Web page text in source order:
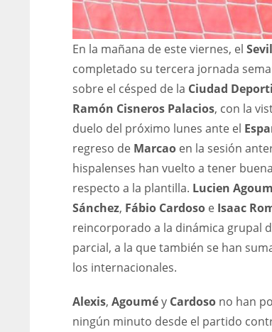
En la mañana de este viernes, el
completado su tercera jornada
sobre el césped de la Ciudad
Ramón Cisneros Palacios, con la
duelo del próximo lunes ante el
regreso de Marcao en la sesión
hispalenses han vuelto a tener
respecto a la plantilla. Lucien
Sánchez, Fábio Cardoso e Isaac
reincorporado a la dinámica grupal
parcial, a la que también se han
los internacionales.
Alexis, Agouméy Cardoso no han
ningún minuto desde el partido